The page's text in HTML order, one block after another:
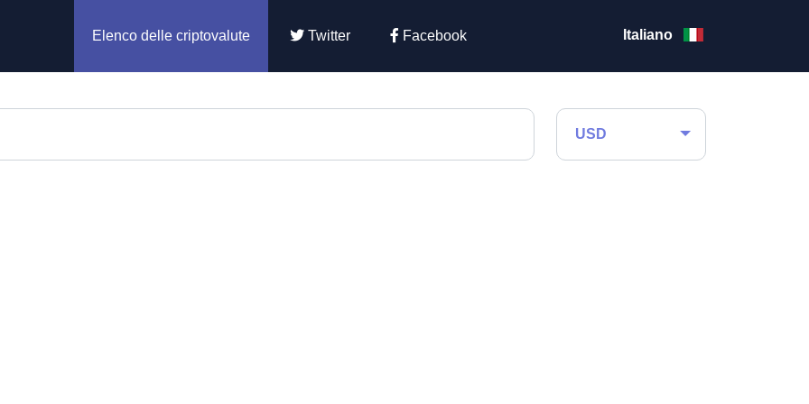
Elenco delle criptovalute Twitter Facebook Italiano
USD